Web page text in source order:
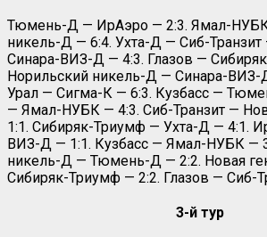
Тюмень-Д — ИрАэро — 2:3. Ямал-
никель-Д — 6:4. Ухта-Д — Сиб-Транзит
Синара-ВИЗ-Д — 4:3. Глазов —
Норильский никель-Д — Синара-
Урал — Сигма-К — 6:3. Кузбасс —
— Ямал-НУБК — 4:3. Сиб-Транзит —
1:1. Сибиряк-Триумф — Ухта-Д — 4:1.
ВИЗ-Д — 1:1. Кузбасс — Ямал-НУБК —
никель-Д — Тюмень-Д — 2:2. Новая
Сибиряк-Триумф — 2:2. Глазов — Сиб-
3-й тур